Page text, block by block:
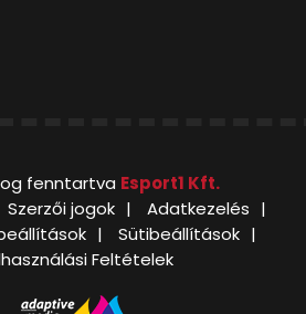
fenntartva Esport1 Kft.
Szerzői jogok
Adatkezelés
Sütibeállítások
Feltételek